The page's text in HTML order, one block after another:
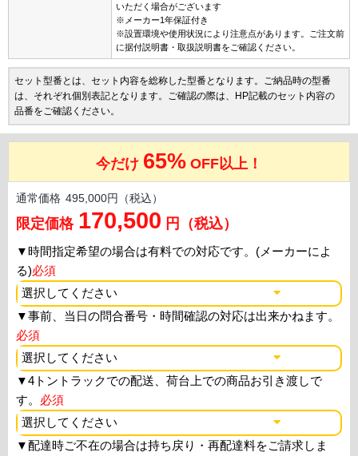
いただく場合がございます
※メーカー1年保証付き
※設置環境や使用状況により注意点があります。ご注文前
に据付説明書・取扱説明書をご確認ください。
セット型番とは、セット内容を総称した型番となります。ご納品時の型番
は、それぞれ個別表記となります。ご確認の際は、HP記載のセット内容の
品番をご確認ください。
今だけ 65% OFF以上！
通常価格 495,000円（税込）
限定価格 170,500 円（税込）
▼時間指定希望の場合は有料での対応です。(メーカーによ
る)必須
▼事前、当日の問合番号・時間確認の対応は出来かねます。
必須
▼4トントラックでの配送、荷台上での商品お引き渡しで
す。 必須
▼配達時ご不在の場合は持ち戻り・再配達料をご請求しま